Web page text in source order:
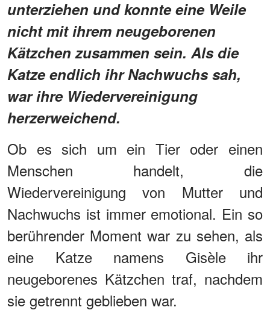
unterziehen und konnte eine Weile
nicht mit ihrem neugeborenen
Kätzchen zusammen sein. Als die
Katze endlich ihr Nachwuchs sah,
war ihre Wiedervereinigung
herzerweichend.
Ob es sich um ein Tier oder einen
Menschen handelt, die
Wiedervereinigung von Mutter und
Nachwuchs ist immer emotional. Ein so
berührender Moment war zu sehen, als
eine Katze namens Gisèle ihr
neugeborenes Kätzchen traf, nachdem
sie getrennt geblieben war.